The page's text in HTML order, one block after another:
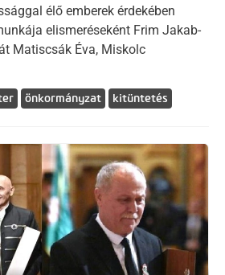
élő emberek érdekében
elismeréseként Frim Jakab-
Matiscsák Éva, Miskolc
önkormányzat kitüntetés